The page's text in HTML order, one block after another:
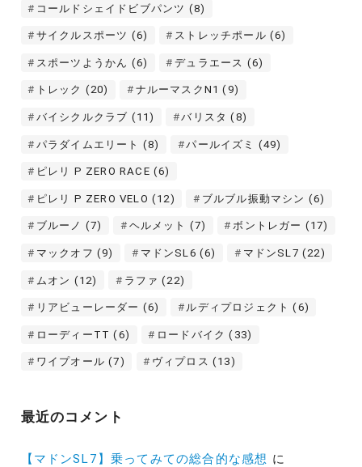
コールドシェイドビブパンツ (8)
サイクルスポーツ (6) ストレッチポール (6)
スポーツようかん (6) デュラエース (6)
トレック (20) ナルーマスクN1 (9)
バイシクルクラブ (11) バリスタ (8)
パラダイムエリート (8) パールイズミ (49)
ピレリ P ZERO RACE (6)
ピレリ P ZERO VELO (12) ブルブル振動マシン (6)
ブルーノ (7) ヘルメット (7) ボントレガー (17)
マックオフ (9) マドンSL6 (6) マドンSL7 (22)
ムオン (12) ラファ (22)
リアビューレーダー (6) ルディプロジェクト (6)
ローディーTT (6) ロードバイク (33)
ワイプオール (7) ヴィプロス (13)
最近のコメント
【マドンSL7】乗ってみての総合的な感想 に